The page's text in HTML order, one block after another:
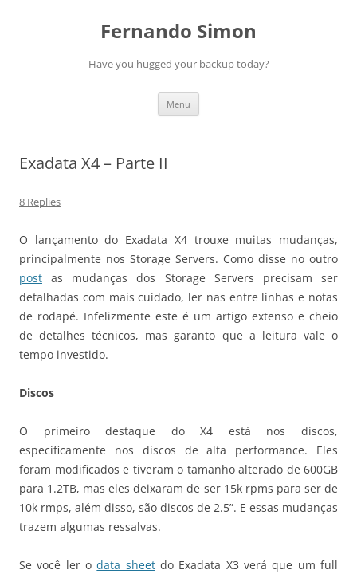
Fernando Simon
Have you hugged your backup today?
Menu
Exadata X4 – Parte II
8 Replies
O lançamento do Exadata X4 trouxe muitas mudanças,
principalmente nos Storage Servers. Como disse no outro
post as mudanças dos Storage Servers precisam ser
detalhadas com mais cuidado, ler nas entre linhas e notas
de rodapé. Infelizmente este é um artigo extenso e cheio
de detalhes técnicos, mas garanto que a leitura vale o
tempo investido.
Discos
O primeiro destaque do X4 está nos discos,
especificamente nos discos de alta performance. Eles
foram modificados e tiveram o tamanho alterado de 600GB
para 1.2TB, mas eles deixaram de ser 15k rpms para ser de
10k rmps, além disso, são discos de 2.5”. E essas mudanças
trazem algumas ressalvas.
Se você ler odata sheetdo Exadata X3 verá que um full